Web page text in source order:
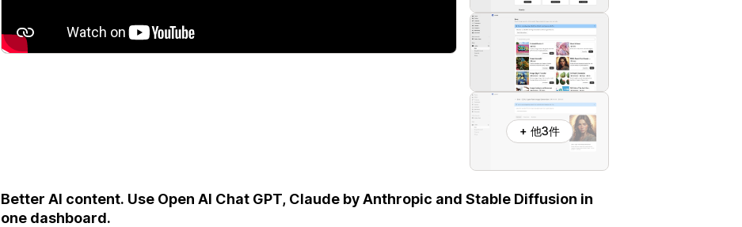
+ 他3件
Better AI content. Use Open AI Chat GPT, Claude by Anthropic and Stable Diffusion in
one dashboard.